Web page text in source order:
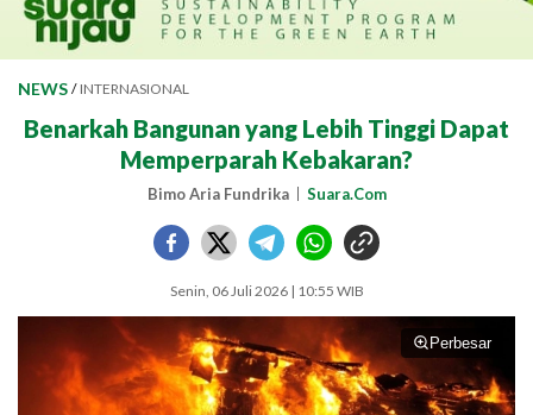
NEWS / INTERNASIONAL
Benarkah Bangunan yang Lebih Tinggi Dapat
Memperparah Kebakaran?
Bimo Aria Fundrika Suara.Com
Senin, 06 Juli 2026 | 10:55 WIB
Perbesar